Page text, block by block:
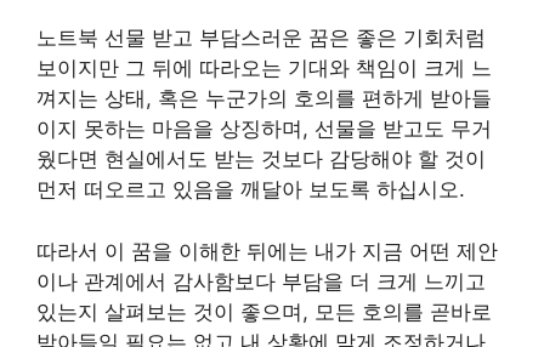
노트북 선물 받고 부담스러운 꿈은 좋은 기회처럼
보이지만 그 뒤에 따라오는 기대와 책임이 크게 느
껴지는 상태, 혹은 누군가의 호의를 편하게 받아들
이지 못하는 마음을 상징하며, 선물을 받고도 무거
웠다면 현실에서도 받는 것보다 감당해야 할 것이
먼저 떠오르고 있음을 깨달아 보도록 하십시오.
따라서 이 꿈을 이해한 뒤에는 내가 지금 어떤 제안
이나 관계에서 감사함보다 부담을 더 크게 느끼고
있는지 살펴보는 것이 좋으며, 모든 호의를 곧바로
받아들일 필요는 없고 내 상황에 맞게 조정하거나